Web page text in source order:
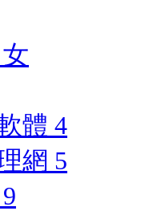
體 4
網 5
9